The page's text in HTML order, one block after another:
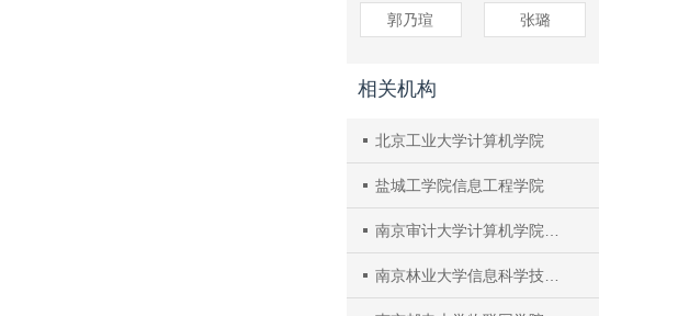
郭乃瑄 张璐
相关机构
北京工业大学计算机学院
盐城工学院信息工程学院
南京审计大学计算机学院、统计金融联合实验室
南京林业大学信息科学技术学院、人工智能学院